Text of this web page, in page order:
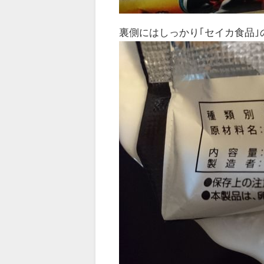
裏側にはしっかり｢セイカ食品｣